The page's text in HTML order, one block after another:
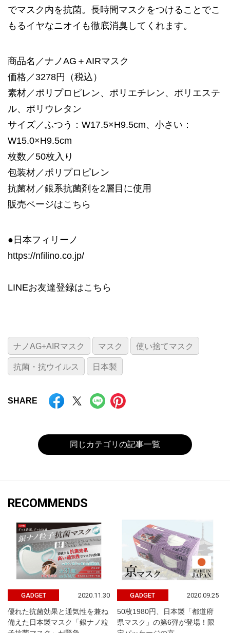
でマスク内を抗菌。長時間マスクをつけることでこ
もるイヤなニオイも徹底消臭してくれます。
商品名／ナノAG＋AIRマスク
価格／3278円（税込）
素材／ポリプロピレン、ポリエチレン、ポリエステ
ル、ポリウレタン
サイズ／ふつう：W17.5×H9.5cm、小さい：
W15.0×H9.5cm
枚数／50枚入り
包装材／ポリプロピレン
抗菌材／銀系抗菌剤を2層目に使用
販売ページはこちら
●日本フィリーノ
https://nfilino.co.jp/
LINEお友達登録はこちら
ナノAG+AIRマスク マスク 使い捨てマスク
抗菌・抗ウイルス 日本製
SHARE
同じカテゴリの記事一覧
RECOMMENDS
GADGET 2020.11.30
優れた抗菌効果と通気性を兼ね
備えた日本製マスク「銀ナノ粒
GADGET 2020.09.25
50枚1980円、日本製「都道府
県マスク」の第6弾が登場！限